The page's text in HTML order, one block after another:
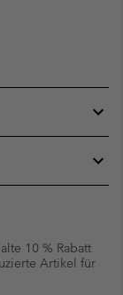
10 % Rabatt
Artikel für